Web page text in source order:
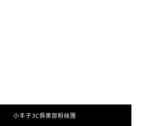
小丰子3C俱樂部粉絲團